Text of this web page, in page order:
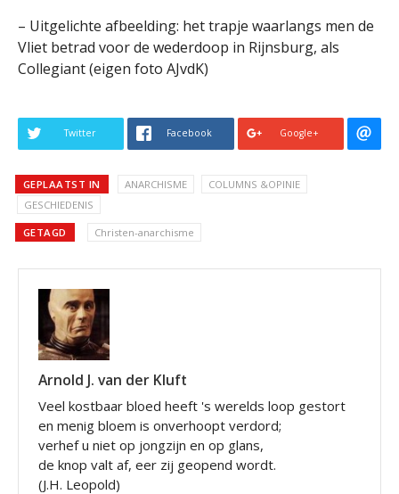
– Uitgelichte afbeelding: het trapje waarlangs men de
Vliet betrad voor de wederdoop in Rijnsburg, als
Collegiant (eigen foto AJvdK)
Twitter Facebook Google+
GEPLAATST IN ANARCHISME
COLUMNS &OPINIE
GESCHIEDENIS
GETAGD Christen-anarchisme
Arnold J. van der Kluft
Veel kostbaar bloed heeft 's werelds loop gestort
en menig bloem is onverhoopt verdord;
verhef u niet op jongzijn en op glans,
de knop valt af, eer zij geopend wordt.
(J.H. Leopold)